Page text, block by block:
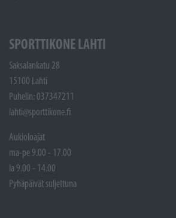
SPORTTIKONE LAHTI
Saksalankatu 28
15100 Lahti
Puhelin: 037347211
lahti@sporttikone.fi
Aukioloajat
ma-pe 9.00 - 17.00
la 9.00 - 14.00
Pyhäpäivät suljettuna